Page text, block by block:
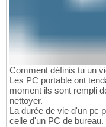
Comment définis tu un
Les PC portable ont
moment ils sont rempli
nettoyer.
La durée de vie d'un pc
celle d'un PC de bureau.